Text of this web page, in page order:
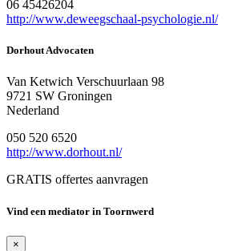
06 45426204
http://www.deweegschaal-psychologie.nl/
Dorhout Advocaten
Van Ketwich Verschuurlaan 98
9721 SW Groningen
Nederland
050 520 6520
http://www.dorhout.nl/
GRATIS offertes aanvragen
Vind een mediator in Toornwerd
×